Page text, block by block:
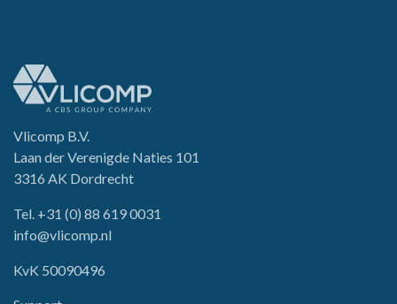
Vlicomp B.V.
Laan der Verenigde Naties 101
3316 AK Dordrecht
Tel. +31 (0) 88 619 0031
info@vlicomp.nl
KvK 50090496